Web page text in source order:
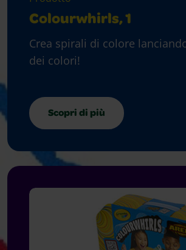
Colourwhirls, 1
Crea spirali di colore
dei colori!
Scopri di più